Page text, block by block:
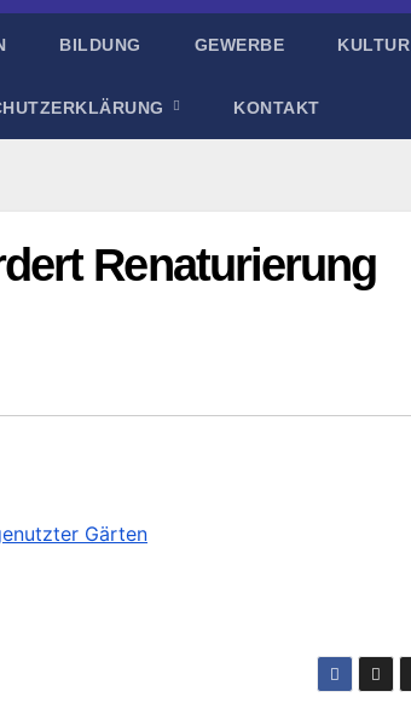
BILDUNG GEWERBE KULTUR
KONTAKT
Renaturierung